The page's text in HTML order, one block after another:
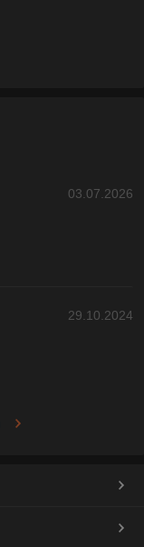
03.07.2026
29.10.2024